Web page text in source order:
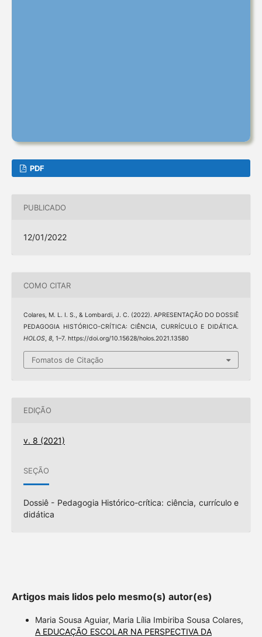
PDF
PUBLICADO
12/01/2022
COMO CITAR
Colares, M. L. I. S., & Lombardi, J. C. (2022). APRESENTAÇÃO DO DOSSIÊ
PEDAGOGIA HISTÓRICO-CRÍTICA: CIÊNCIA, CURRÍCULO E DIDÁTICA.
HOLOS, 8, 1–7. https://doi.org/10.15628/holos.2021.13580
Fomatos de Citação
EDIÇÃO
v. 8 (2021)
SEÇÃO
Dossiê - Pedagogia Histórico-crítica: ciência, currículo e
didática
Artigos mais lidos pelo mesmo(s) autor(es)
Maria Sousa Aguiar, Maria Lília Imbiriba Sousa Colares,
A EDUCAÇÃO ESCOLAR NA PERSPECTIVA DA